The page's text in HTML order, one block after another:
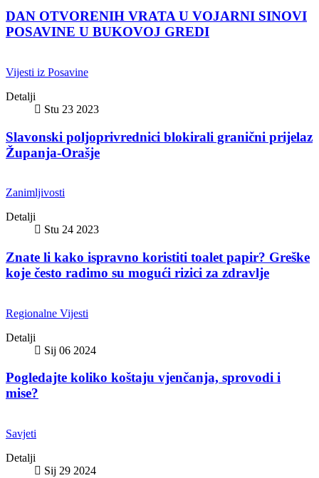
DAN OTVORENIH VRATA U VOJARNI SINOVI
POSAVINE U BUKOVOJ GREDI
Vijesti iz Posavine
Detalji
Stu 23 2023
Slavonski poljoprivrednici blokirali granični prijelaz
Županja-Orašje
Zanimljivosti
Detalji
Stu 24 2023
Znate li kako ispravno koristiti toalet papir? Greške
koje često radimo su mogući rizici za zdravlje
Regionalne Vijesti
Detalji
Sij 06 2024
Pogledajte koliko koštaju vjenčanja, sprovodi i
mise?
Savjeti
Detalji
Sij 29 2024